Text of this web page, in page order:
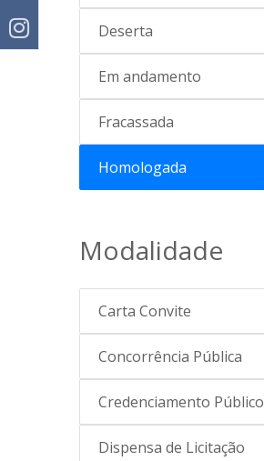
Deserta
Em andamento
Fracassada
Homologada
Modalidade
Carta Convite
Concorrência Pública
Credenciamento Público
Dispensa de Licitação